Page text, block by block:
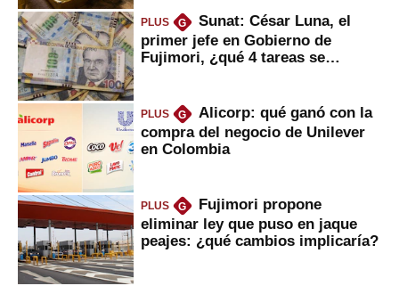
PLUS G
Sunat: César Luna, el
primer jefe en Gobierno de
Fujimori, ¿qué 4 tareas se
PLUS G
Alicorp: qué ganó con la
compra del negocio de Unilever
en Colombia
PLUS G
Fujimori propone
eliminar ley que puso en jaque
peajes: ¿qué cambios implicaría?